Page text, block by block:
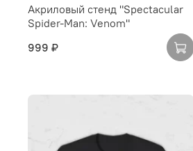
Акриловый стенд "Spectacular
Spider-Man: Venom"
999 ₽